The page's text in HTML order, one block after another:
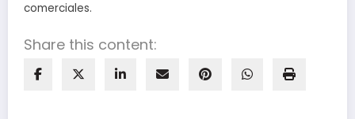
comerciales.
Share this content: